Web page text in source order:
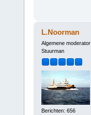
L.Noorman
Algemene moderator
Stuurman
Berichten: 656